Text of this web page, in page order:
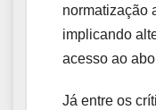
normatização
implicando
acesso ao
Já entre os